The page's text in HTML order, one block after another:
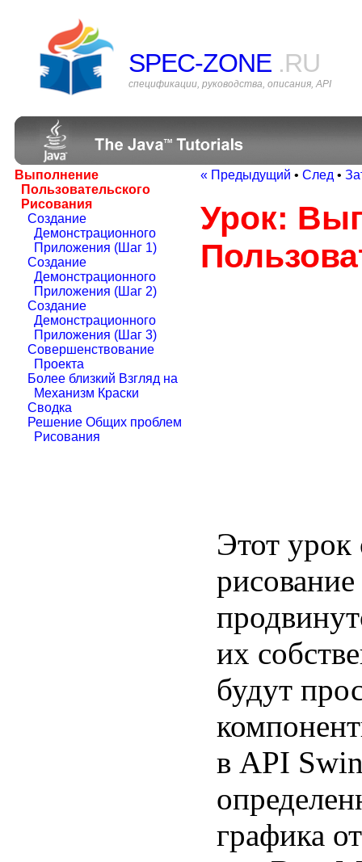
SPEC-ZONE .RU
спецификации, руководства, описания, API
Выполнение
Пользовательского
Рисования
Создание
Демонстрационного
Приложения (Шаг 1)
Создание
Демонстрационного
Приложения (Шаг 2)
Создание
Демонстрационного
Приложения (Шаг 3)
Совершенствование
Проекта
Более близкий Взгляд на
Механизм Краски
Сводка
Решение Общих проблем
Рисования
« Предыдущий • След •
Урок:
Этот урок
их
будут
в API
графика